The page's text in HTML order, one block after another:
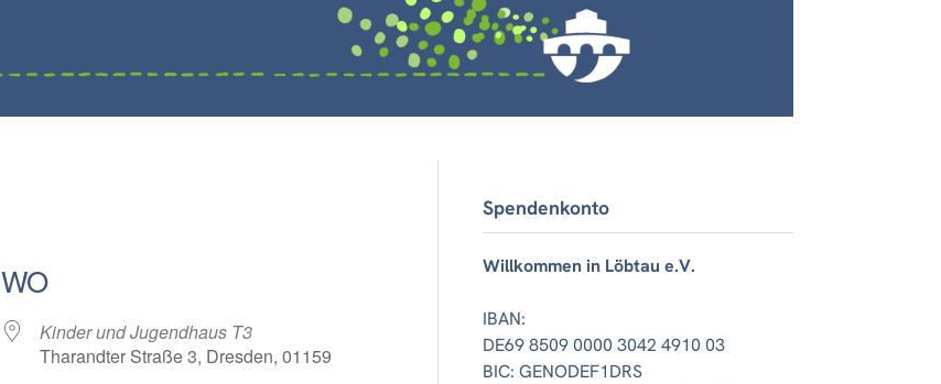
WO
Kinder und Jugendhaus T3
Tharandter Straße 3, Dresden, 01159
Spendenkonto
Willkommen in Löbtau e.V.
IBAN:
DE69 8509 0000 3042 4910 03
BIC: GENODEF1DRS